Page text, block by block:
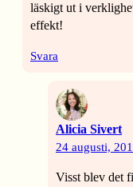
läskigt ut i
effekt!
Svara
Alicia Sivert
24 augusti,
Visst blev det